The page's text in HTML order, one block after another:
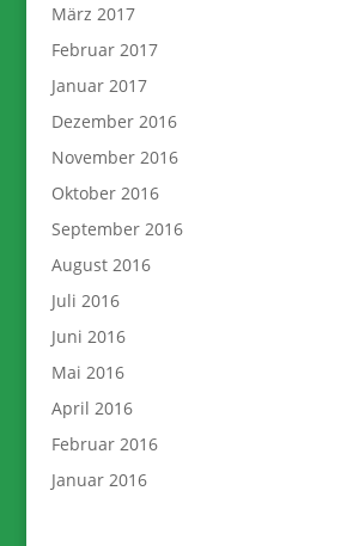
März 2017
Februar 2017
Januar 2017
Dezember 2016
November 2016
Oktober 2016
September 2016
August 2016
Juli 2016
Juni 2016
Mai 2016
April 2016
Februar 2016
Januar 2016